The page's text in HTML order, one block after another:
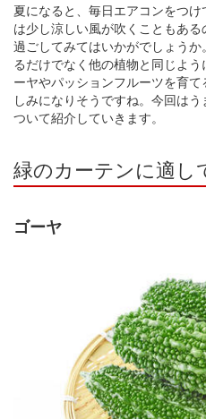
夏になると、毎日エアコンをつ
は少し涼しい風が吹くこともあ
過ごしてみてはいかがでしょう
るだけでなく他の植物と同じよ
ーヤやパッションフルーツを育
しみになりそうですね。今回は
ついて紹介していきます。
緑のカーテンに適し
ゴーヤ